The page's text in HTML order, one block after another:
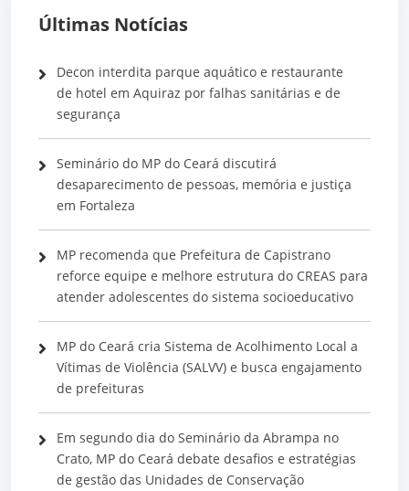
Últimas Notícias
Decon interdita parque aquático e restaurante
de hotel em Aquiraz por falhas sanitárias e de
segurança
Seminário do MP do Ceará discutirá
desaparecimento de pessoas, memória e justiça
em Fortaleza
MP recomenda que Prefeitura de Capistrano
reforce equipe e melhore estrutura do CREAS para
atender adolescentes do sistema socioeducativo
MP do Ceará cria Sistema de Acolhimento Local a
Vítimas de Violência (SALVV) e busca engajamento
de prefeituras
Em segundo dia do Seminário da Abrampa no
Crato, MP do Ceará debate desafios e estratégias
de gestão das Unidades de Conservação